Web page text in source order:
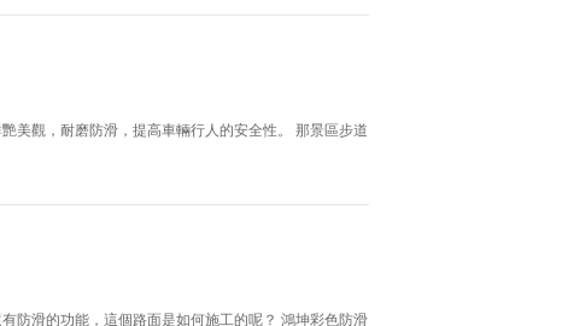
美觀，耐磨防滑，提高車輛行人的安全性。 那景區步道
防滑的功能，這個路面是如何施工的呢？ 鴻坤彩色防滑